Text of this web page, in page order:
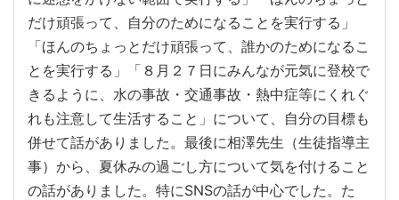
だけ頑張って、自分のためになることを実行する」
「ほんのちょっとだけ頑張って、誰かのためになるこ
とを実行する」「８月２７日にみんなが元気に登校で
きるように、水の事故・交通事故・熱中症等にくれぐ
れも注意して生活すること」について、自分の目標も
併せて話がありました。最後に相澤先生（生徒指導主
事）から、夏休みの過ごし方について気を付けること
の話がありました。特にSNSの話が中心でした。た